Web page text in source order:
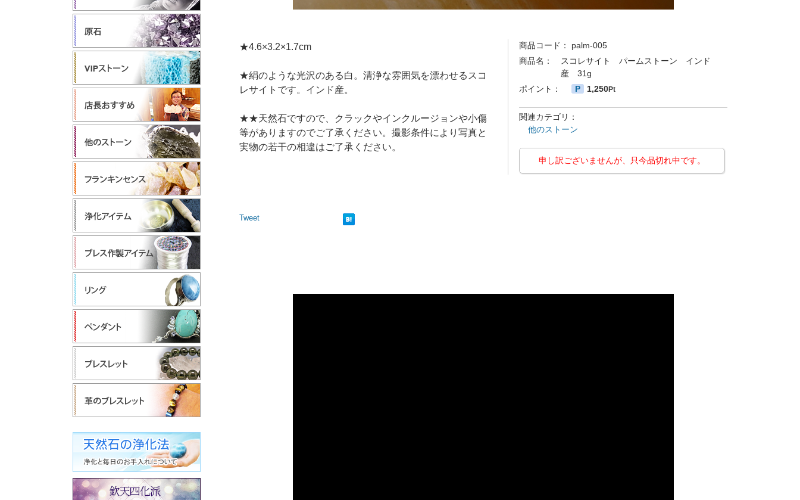
商品コード：
palm-005
商品名：
スコレサイト パームストーン インド
産 31g
ポイント：
P 1,250Pt
関連カテゴリ：
他のストーン
申し訳ございませんが、只今品切れ中です。
★4.6×3.2×1.7cm
★絹のような光沢のある白。清浄な雰囲気を漂わせるスコ
レサイトです。インド産。
★★天然石ですので、クラックやインクルージョンや小傷
等がありますのでご了承ください。撮影条件により写真と
実物の若干の相違はご了承ください。
Tweet